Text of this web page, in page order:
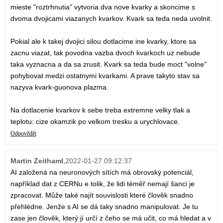
mieste "roztrhnutia" vytvoria dva nove kvarky a skoncime s
dvoma dvojicami viazanych kvarkov. Kvark sa teda neda uvolnit.
Pokial ale k takej dvojici silou dotlacime ine kvarky, ktore sa
zacnu viazat, tak povodna vazba dvoch kvarkoch uz nebude
taka vyznacna a da sa zrusit. Kvark sa teda bude moct "volne"
pohybovat medzi ostatnymi kvarkami. A prave takyto stav sa
nazyva kvark-guonova plazma.
Na dotlacenie kvarkov k sebe treba extremne velky tlak a
teplotu: cize okamzik po velkom tresku a urychlovace.
Odpovědět
Martin Zeithaml,2022-01-27 09:12:37
AI založená na neuronových sítích má obrovský potenciál,
například dat z CERNu e tolik, že lidi téměř nemají šanci je
zpracovat. Může také najít souvislosti které člověk snadno
přehlédne. Jenže s AI se dá taky snadno manipulovat. Je tu
zase jen člověk, který jí určí z čeho se má učit, co má hledat a v